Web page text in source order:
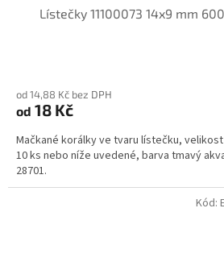
Lístečky 11100073 14x9 mm
od 14,88 Kč bez DPH
od 18 Kč
Mačkané korálky ve tvaru lístečku,
10 ks nebo níže uvedené, barva tmavý
28701.
Kód: